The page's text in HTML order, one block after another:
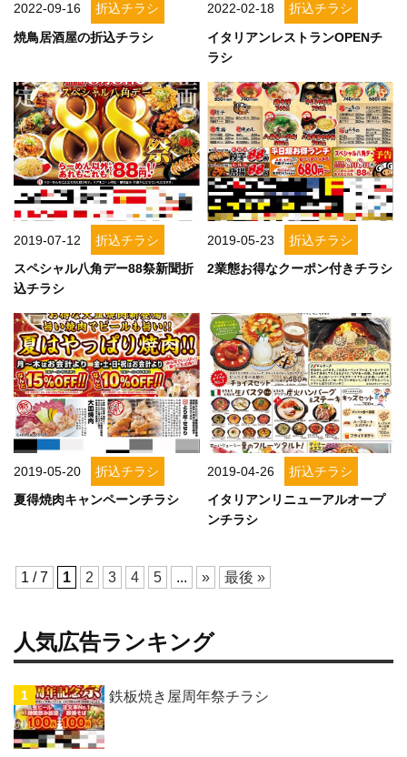
2022-09-16
折込チラシ
焼鳥居酒屋の折込チラシ
2022-02-18
折込チラシ
イタリアンレストランOPENチ
ラシ
詳しく見る
2019-07-12
折込チラシ
スペシャル八角デー88祭新聞折
込チラシ
詳しく見る
2019-05-23
折込チラシ
2業態お得なクーポン付きチラシ
詳しく見る
2019-05-20
折込チラシ
夏得焼肉キャンペーンチラシ
詳しく見る
2019-04-26
折込チラシ
イタリアンリニューアルオープ
ンチラシ
1 / 7 1 2 3 4 5 ... » 最後 »
人気広告ランキング
鉄板焼き屋周年祭チラシ